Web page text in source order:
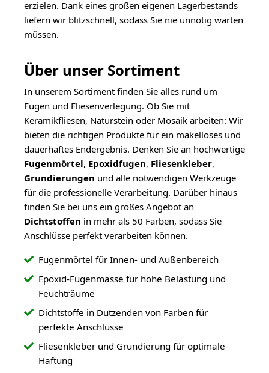
erzielen. Dank eines großen eigenen Lagerbestands
liefern wir blitzschnell, sodass Sie nie unnötig warten
müssen.
Über unser Sortiment
In unserem Sortiment finden Sie alles rund um
Fugen und Fliesenverlegung. Ob Sie mit
Keramikfliesen, Naturstein oder Mosaik arbeiten: Wir
bieten die richtigen Produkte für ein makelloses und
dauerhaftes Endergebnis. Denken Sie an hochwertige
Fugenmörtel, Epoxidfugen, Fliesenkleber,
Grundierungen und alle notwendigen Werkzeuge
für die professionelle Verarbeitung. Darüber hinaus
finden Sie bei uns ein großes Angebot an
Dichtstoffen in mehr als 50 Farben, sodass Sie
Anschlüsse perfekt verarbeiten können.
Fugenmörtel für Innen- und Außenbereich
Epoxid-Fugenmasse für hohe Belastung und
Feuchträume
Dichtstoffe in Dutzenden von Farben für
perfekte Anschlüsse
Fliesenkleber und Grundierung für optimale
Haftung